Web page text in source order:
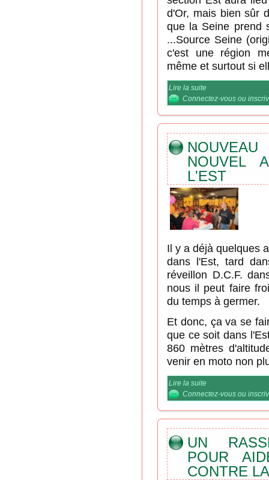
d'Or, mais bien sûr
que la Seine prend
...Source Seine
c'est une région
même et surtout si
Lire la suite
rassemblement à
Connectez-vous ou
NOUVEL
L'EST
Il y a déjà quelques
dans l'Est, tard
réveillon D.C.F.
nous il peut faire
du temps à germer.
Et donc, ça va se
que ce soit dans
860 mètres
venir en moto non
Lire la suite
Connectez-vous ou
UN
POUR
CONTRE